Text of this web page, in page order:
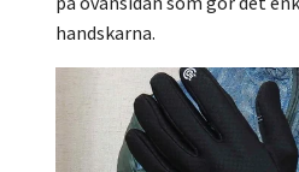
handskarna.